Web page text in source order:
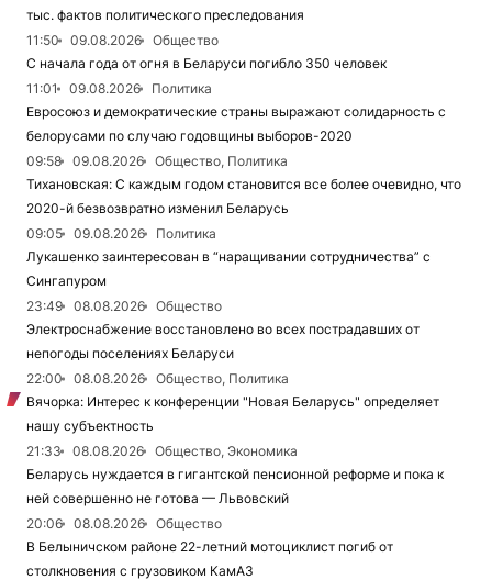
тыс. фактов политического преследования
11:50
09.08.2026
Общество
С начала года от огня в Беларуси погибло 350 человек
11:01
09.08.2026
Политика
Евросоюз и демократические страны выражают солидарность с
белорусами по случаю годовщины выборов-2020
09:58
09.08.2026
Общество, Политика
Тихановская: С каждым годом становится все более очевидно, что
2020-й безвозвратно изменил Беларусь
09:05
09.08.2026
Политика
Лукашенко заинтересован в “наращивании сотрудничества” с
Сингапуром
23:49
08.08.2026
Общество
Электроснабжение восстановлено во всех пострадавших от
непогоды поселениях Беларуси
22:00
08.08.2026
Общество, Политика
Вячорка: Интерес к конференции "Новая Беларусь" определяет
нашу субъектность
21:33
08.08.2026
Общество, Экономика
Беларусь нуждается в гигантской пенсионной реформе и пока к
ней совершенно не готова — Львовский
20:06
08.08.2026
Общество
В Белыничском районе 22-летний мотоциклист погиб от
столкновения с грузовиком КамАЗ